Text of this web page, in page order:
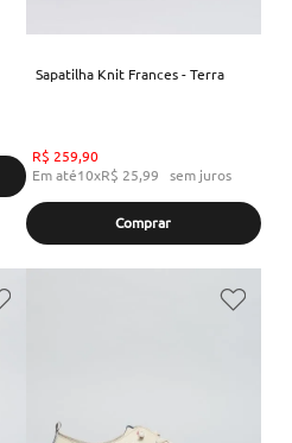
Sapatilha Knit Frances - Terra
R$ 259,90
Em até10xR$ 25,99 sem juros
Comprar